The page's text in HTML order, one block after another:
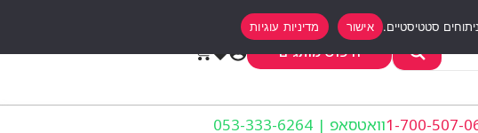
חיפוש מותגים
וואטסאפ | 053-333-6264
אישור מדיניות עוגיות